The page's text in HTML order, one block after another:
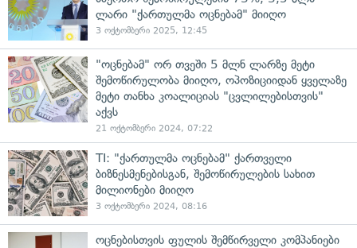
ლარი "ქართულმა ოცნებამ" მიიღო
3 ოქტომბერი 2025, 12:45
"ოცნებამ" ორ თვეში 5 მლნ ლარზე მეტი
შემოწირულობა მიიღო, ოპოზიციიდან ყველაზე
მეტი თანხა კოალიციას "ცვლილებისთვის"
აქვს
21 ოქტომბერი 2024, 07:22
TI: "ქართულმა ოცნებამ" ქართველი
ბიზნესმენებისგან, შემოწირულების სახით
მილიონები მიიღო
3 ოქტომბერი 2024, 08:16
ოცნებისთვის ფულის შემწირველი კომპანიები